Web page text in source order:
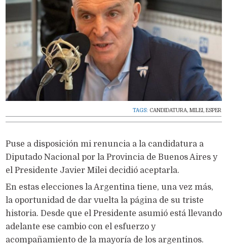
TAGS: CANDIDATURA, MILEI, ESPER
Puse a disposición mi renuncia a la candidatura a
Diputado Nacional por la Provincia de Buenos Aires y
el Presidente Javier Milei decidió aceptarla.
En estas elecciones la Argentina tiene, una vez más,
la oportunidad de dar vuelta la página de su triste
historia. Desde que el Presidente asumió está llevando
adelante ese cambio con el esfuerzo y
acompañamiento de la mayoría de los argentinos.